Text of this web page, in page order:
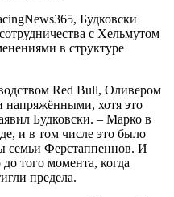
Будковски
с Хельмутом
в структуре
Red Bull, Оливером
хотя это
Будковски. – Марко в
и в том числе это было
семьи Ферстаппеннов. И
того момента, когда
предела.